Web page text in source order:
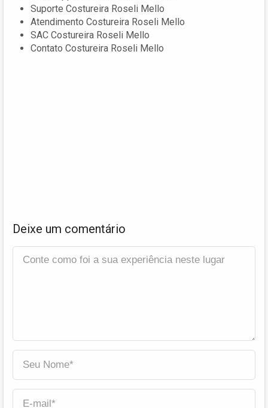
Suporte Costureira Roseli Mello
Atendimento Costureira Roseli Mello
SAC Costureira Roseli Mello
Contato Costureira Roseli Mello
Deixe um comentário